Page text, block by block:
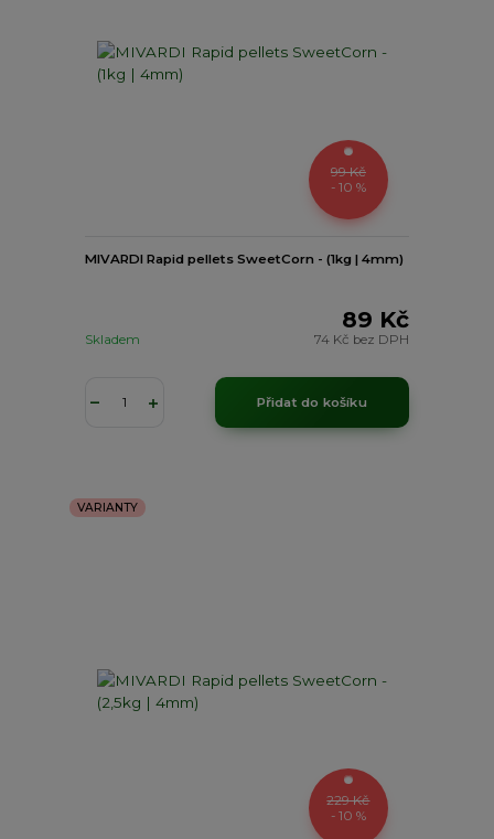
99 Kč
- 10 %
MIVARDI Rapid pellets SweetCorn - (1kg | 4mm)
89 Kč
74 Kč bez DPH
Skladem
Přidat do košíku
VARIANTY
229 Kč
- 10 %